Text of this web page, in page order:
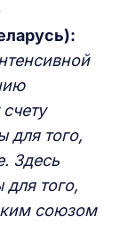
для того,
Здесь
того,
союзом